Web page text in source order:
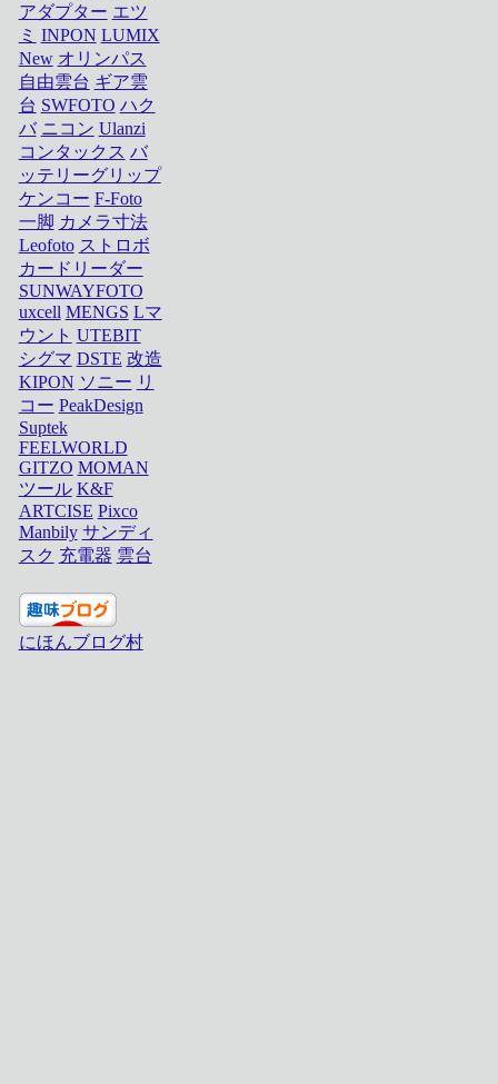
アダプター エツ
ミ INPON LUMIX
New オリンパス
自由雲台 ギア雲
台 SWFOTO ハク
バ ニコン Ulanzi
コンタックス バ
ッテリーグリップ
ケンコー F-Foto
一脚 カメラ寸法
Leofoto ストロボ
カードリーダー
SUNWAYFOTO
uxcell MENGS Lマ
ウント UTEBIT
シグマ DSTE 改造
KIPON ソニー リ
コー PeakDesign
Suptek
FEELWORLD
GITZO MOMAN
ツール K&F
ARTCISE Pixco
Manbily サンディ
スク 充電器 雲台
にほんブログ村